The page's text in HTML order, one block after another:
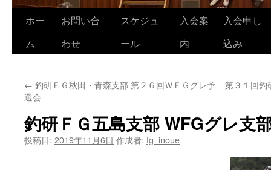
コ
ン
へ
ホー
ム
お問い合
わせ
スケジュ
ール
入会案
内
入会申し
込み
← 釣研ＦＧ秋田・青森支部 第２６回ＷＦＧグレ予
選会
第３１回釣
釣研ＦＧ五島支部 WFGグレ支
投稿日: 2019年11月6日 作成者: fg_inoue